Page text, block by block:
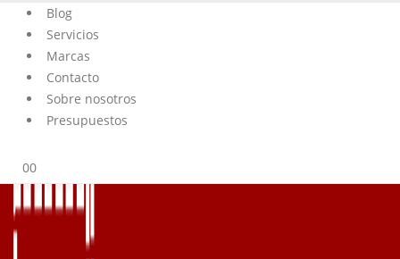
Blog
Servicios
Marcas
Contacto
Sobre nosotros
Presupuestos
00